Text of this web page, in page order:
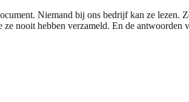
Niemand bij ons bedrijf kan ze lezen.
nooit hebben verzameld. En de antwoorden